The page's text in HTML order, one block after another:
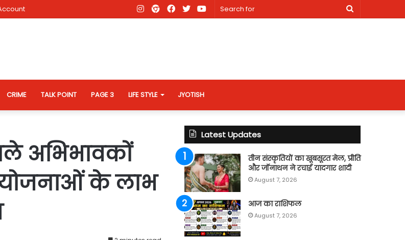
Search
Youtube
X
Facebook
AD
Instagram
CRIME TALK POINT PAGE 3 LIFE STYLE JYOTISH
अभिभावकों
योजनाओं के लाभ
Latest Updates
तीन संस्कृतियों का खूबसूरत मेल, प्रीति
और जॉनाथन ने रचाई यादगार शादी
August 7, 2026
आज का राशिफल
August 7, 2026